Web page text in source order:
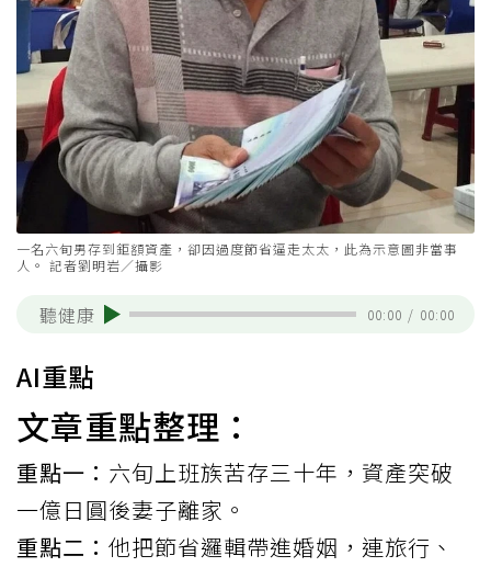
一名六旬男存到鉅額資產，卻因過度節省逼走太太，此為示意圖非當事
人。 記者劉明岩／攝影
聽健康 00:00 / 00:00
AI重點
文章重點整理：
重點一： 六旬上班族苦存三十年，資產突破
一億日圓後妻子離家。
重點二： 他把節省邏輯帶進婚姻，連旅行、